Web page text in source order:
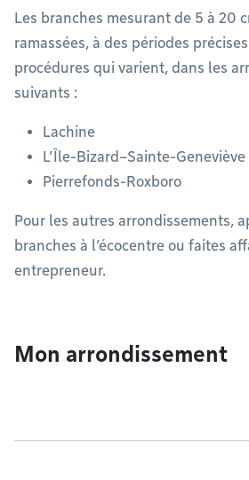
Les branches mesurant de 5 à 20
ramassées, à des périodes
procédures qui varient, dans les
suivants :
Lachine
L’Île-Bizard–Sainte-Geneviève
Pierrefonds-Roxboro
Pour les autres arrondissements,
branches à l’écocentre ou faites
entrepreneur.
Mon arrondissement